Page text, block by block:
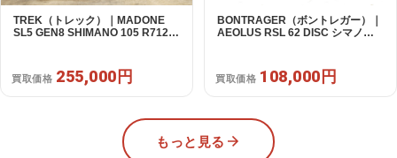
TREK（トレック）｜MADONE
SL5 GEN8 SHIMANO 105 R7120
買取価格 255,000円
BONTRAGER（ボントレガー）｜
AEOLUS RSL 62 DISC シマノフ
買取価格 108,000円
もっと見る